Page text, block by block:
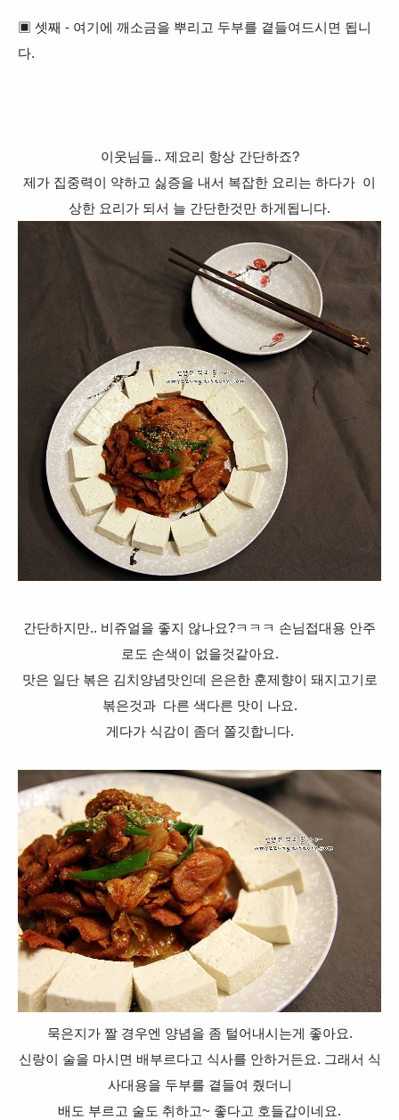
▣ 셋째 - 여기에 깨소금을 뿌리고 두부를 곁들여드시면 됩니
다.
이웃님들.. 제요리 항상 간단하죠?
제가 집중력이 약하고 싫증을 내서 복잡한 요리는 하다가 이
상한 요리가 되서 늘 간단한것만 하게됩니다.
간단하지만.. 비쥬얼을 좋지 않나요?ㅋㅋㅋ 손님접대용 안주
로도 손색이 없을것같아요.
맛은 일단 볶은 김치양념맛인데 은은한 훈제향이 돼지고기로
볶은것과 다른 색다른 맛이 나요.
게다가 식감이 좀더 쫄깃합니다.
묵은지가 짤 경우엔 양념을 좀 털어내시는게 좋아요.
신랑이 술을 마시면 배부르다고 식사를 안하거든요. 그래서 식
사대용을 두부를 곁들여 줬더니
배도 부르고 술도 취하고~ 좋다고 호들갑이네요.